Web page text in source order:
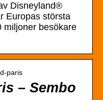
Disneyland®
Europas största
miljoner besökare
paris
– Sembo